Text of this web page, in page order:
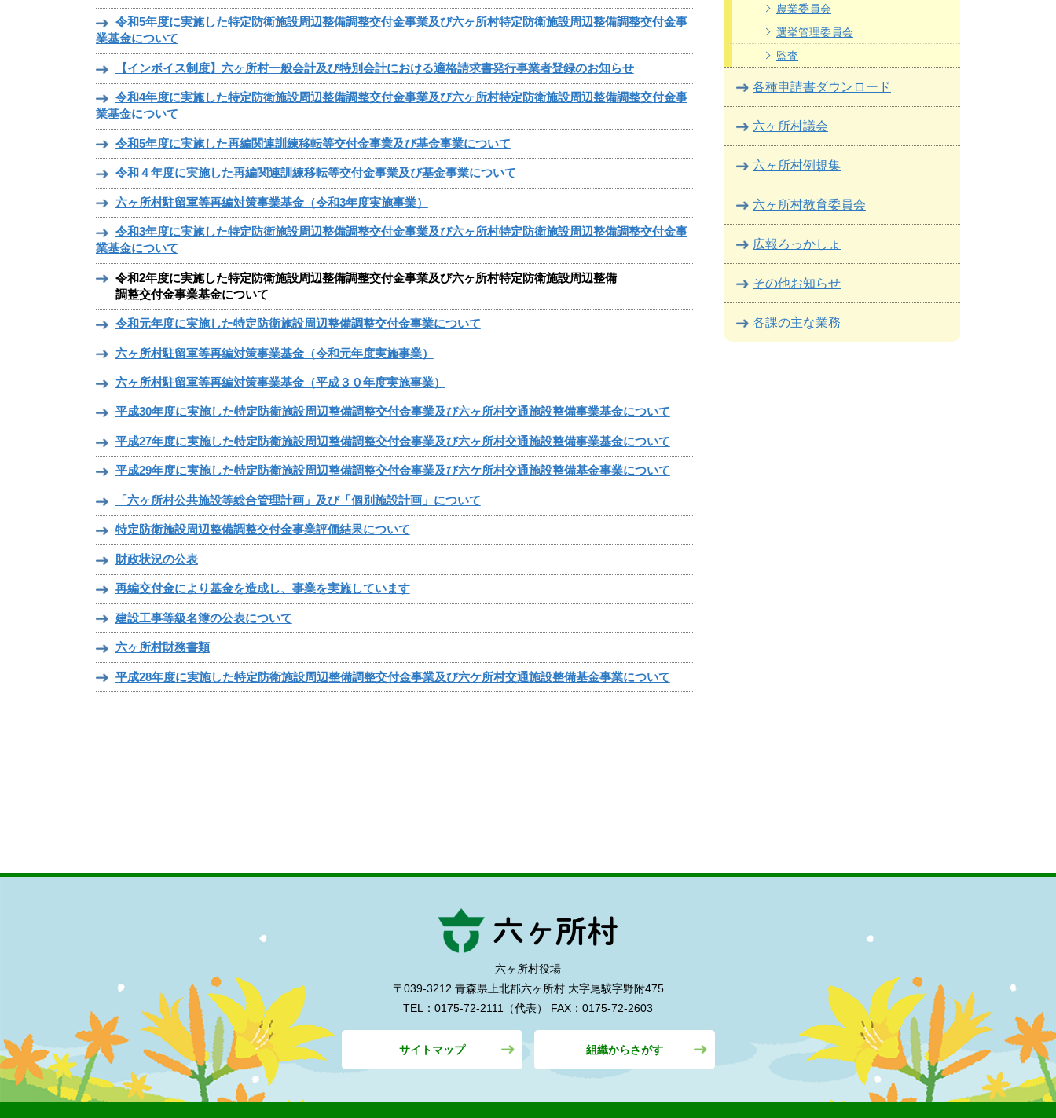
農業委員会
選挙管理委員会
監査
各種申請書ダウンロード
六ヶ所村議会
六ヶ所村例規集
六ヶ所村教育委員会
広報ろっかしょ
その他お知らせ
各課の主な業務
令和5年度に実施した特定防衛施設周辺整備調整交付金事業及び六ヶ所村特定防衛施設周辺整備調整交付金事
業基金について
【インボイス制度】六ヶ所村一般会計及び特別会計における適格請求書発行事業者登録のお知らせ
令和4年度に実施した特定防衛施設周辺整備調整交付金事業及び六ヶ所村特定防衛施設周辺整備調整交付金事
業基金について
令和5年度に実施した再編関連訓練移転等交付金事業及び基金事業について
令和４年度に実施した再編関連訓練移転等交付金事業及び基金事業について
六ヶ所村駐留軍等再編対策事業基金（令和3年度実施事業）
令和3年度に実施した特定防衛施設周辺整備調整交付金事業及び六ヶ所村特定防衛施設周辺整備調整交付金事
業基金について
令和2年度に実施した特定防衛施設周辺整備調整交付金事業及び六ヶ所村特定防衛施設周辺整備
調整交付金事業基金について
令和元年度に実施した特定防衛施設周辺整備調整交付金事業について
六ヶ所村駐留軍等再編対策事業基金（令和元年度実施事業）
六ヶ所村駐留軍等再編対策事業基金（平成３０年度実施事業）
平成30年度に実施した特定防衛施設周辺整備調整交付金事業及び六ヶ所村交通施設整備事業基金について
平成27年度に実施した特定防衛施設周辺整備調整交付金事業及び六ヶ所村交通施設整備事業基金について
平成29年度に実施した特定防衛施設周辺整備調整交付金事業及び六ケ所村交通施設整備基金事業について
「六ヶ所村公共施設等総合管理計画」及び「個別施設計画」について
特定防衛施設周辺整備調整交付金事業評価結果について
財政状況の公表
再編交付金により基金を造成し、事業を実施しています
建設工事等級名簿の公表について
六ヶ所村財務書類
平成28年度に実施した特定防衛施設周辺整備調整交付金事業及び六ケ所村交通施設整備基金事業について
六ヶ所村役場
〒039-3212 青森県上北郡六ヶ所村大字尾駮字野附475
TEL：0175-72-2111（代表）
FAX：0175-72-2603
サイトマップ 組織からさがす